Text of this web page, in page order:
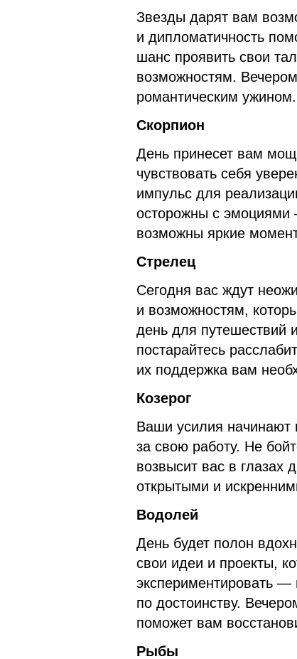
Звезды дарят вам
и дипломатичность
шанс проявить свои
возможностям.
романтическим ужином.
Скорпион
День принесет вам
чувствовать себя
импульс для
осторожны с эмоциями
возможны яркие
Стрелец
Сегодня вас ждут
и возможностям,
день для путешествий
постарайтесь
их поддержка вам
Козерог
Ваши усилия начинают
за свою работу. Не
возвысит вас в глазах
открытыми и
Водолей
День будет полон
свои идеи и проекты,
экспериментировать
по достоинству.
поможет вам
Рыбы